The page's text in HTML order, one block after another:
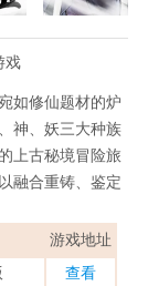
戏
如修仙题材的炉
神、妖三大种族
上古秘境冒险旅
融合重铸、鉴定
游戏地址
查看